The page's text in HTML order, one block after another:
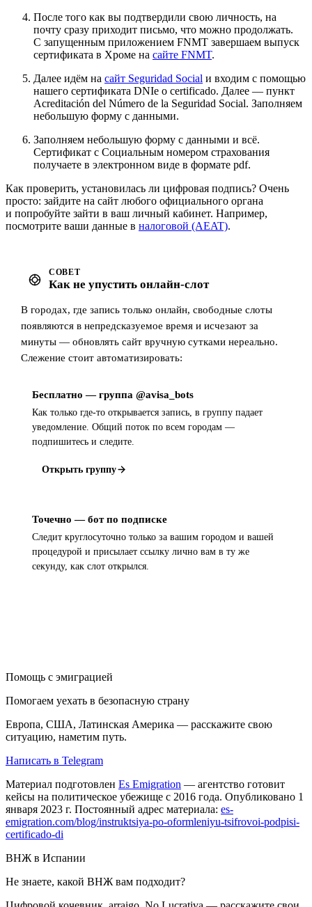
После того как вы подтвердили свою личность, на
почту сразу приходит письмо, что можно продолжать.
С запущенным приложением FNMT завершаем выпуск
сертификата в Хроме на сайте FNMT.
Далее идём на сайт Seguridad Social и входим с помощью
нашего сертификата DNIe o certificado. Далее — пункт
Acreditación del Número de la Seguridad Social. Заполняем
небольшую форму с данными.
Заполняем небольшую форму с данными и всё.
Сертификат с Социальным номером страхования
получаете в электронном виде в формате pdf.
Как проверить, установилась ли цифровая подпись? Очень
просто: зайдите на сайт любого официального органа
и попробуйте зайти в ваш личный кабинет. Например,
посмотрите ваши данные в налоговой (AEAT).
СОВЕТ
Как не упустить онлайн-слот
В городах, где запись только онлайн, свободные слоты
появляются в непредсказуемое время и исчезают за
минуты — обновлять сайт вручную сутками нереально.
Слежение стоит автоматизировать:
Бесплатно — группа @avisa_bots
Как только где-то открывается запись, в группу падает
уведомление. Общий поток по всем городам —
подпишитесь и следите.
Открыть группу
Точечно — бот по подписке
Следит круглосуточно только за вашим городом и вашей
процедурой и присылает ссылку лично вам в ту же
секунду, как слот открылся.
Помощь с эмиграцией
Помогаем уехать в безопасную страну
Европа, США, Латинская Америка — расскажите свою
ситуацию, наметим путь.
Написать в Telegram
Материал подготовлен Es Emigration — агентство готовит
кейсы на политическое убежище с 2016 года. Опубликовано 1
января 2023 г. Постоянный адрес материала: es-
emigration.com/blog/instruktsiya-po-oformleniyu-tsifrovoi-podpisi-
certificado-di
ВНЖ в Испании
Не знаете, какой ВНЖ вам подходит?